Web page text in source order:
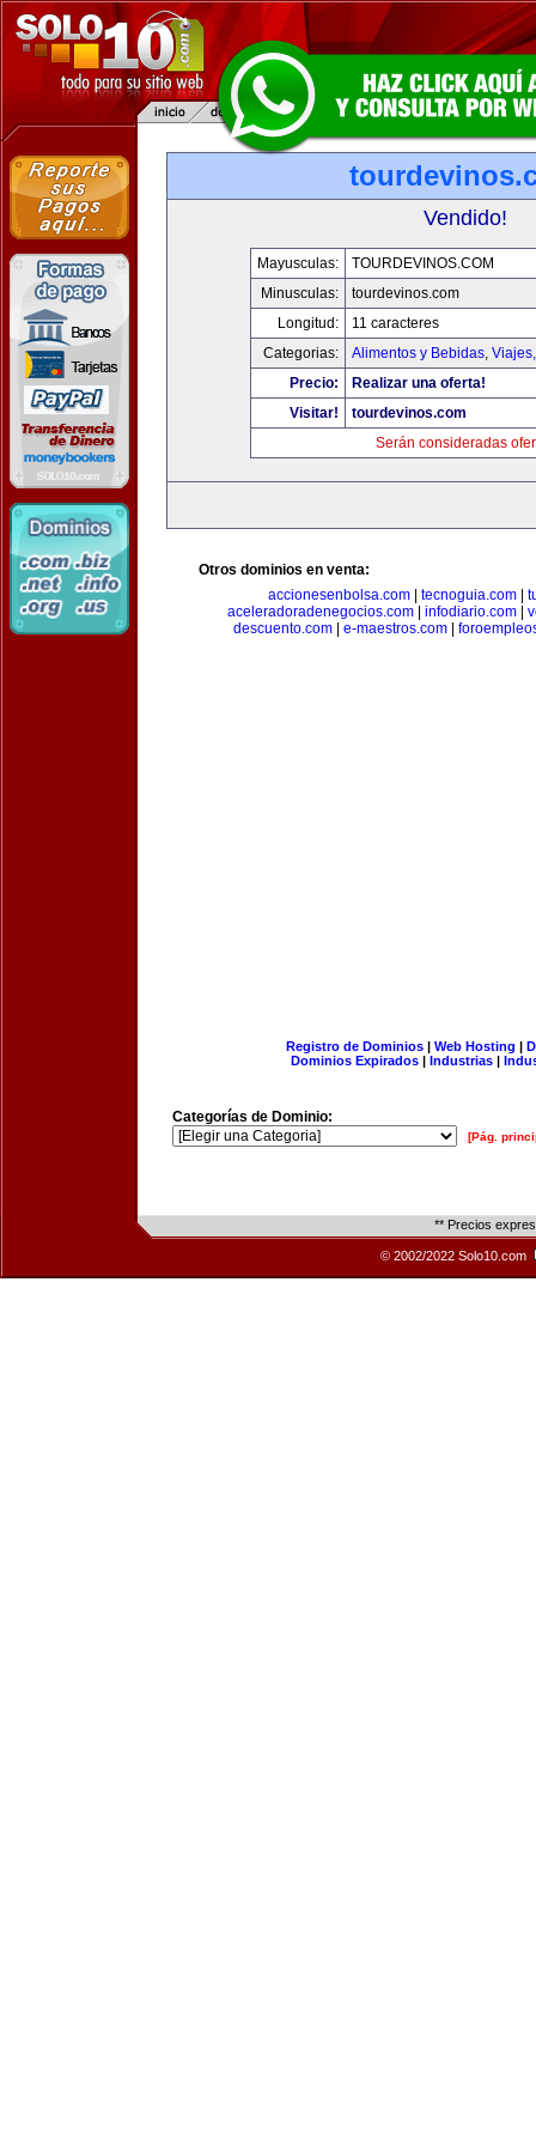
Vendido!
Mayusculas:
TOURDEVINOS.COM
Minusculas:
tourdevinos.com
Longitud:
11 caracteres
Categorias:
Alimentos y Bebidas,
Precio:
Realizar una oferta!
Visitar!
tourdevinos.com
Serán consideradas
Otros dominios en venta:
accionesenbolsa.com
tecnoguia.com
aceleradoradenegocios.com| infodiario.com|
descuento.com
e-maestros.com
Registro de Dominios| Web Hosting |
Dominios Expirados | Industrias |
Categorías de Dominio:
[Pág.
** Precios
© 2002/2022 Solo10.com